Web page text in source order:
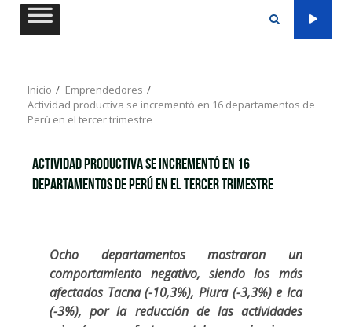
Saltar
Inicio
Emprendedores
Actividad productiva se incrementó en 16 departamentos de
Perú en el tercer trimestre
Actividad productiva se incrementó en 16
departamentos de Perú en el tercer trimestre
Ocho departamentos mostraron un
comportamiento negativo, siendo los más
afectados Tacna (-10,3%), Piura (-3,3%) e Ica
(-3%), por la reducción de las actividades